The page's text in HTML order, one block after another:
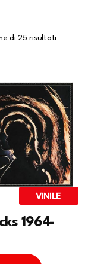
di 25 risultati
VINILE
1964-